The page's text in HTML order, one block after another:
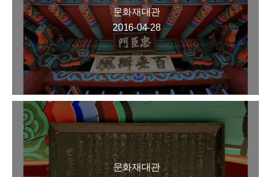
문화재대관
2016-04-28
문화재대관